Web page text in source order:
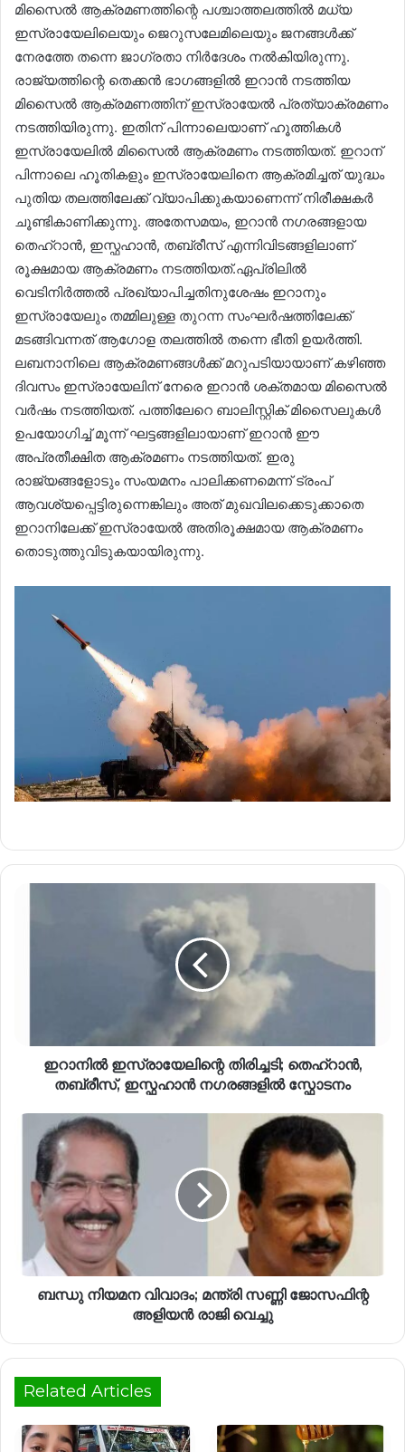
മിസൈൽ ആക്രമണത്തിന്റെ പശ്ചാത്തലത്തിൽ മധ്യ
ഇസ്രായേലിലെയും ജെറുസലേമിലെയും ജനങ്ങൾക്ക്
നേരത്തേ തന്നെ ജാഗ്രതാ നിർദേശം നൽകിയിരുന്നു.
രാജ്യത്തിന്റെ തെക്കൻ ഭാഗങ്ങളിൽ ഇറാൻ നടത്തിയ
മിസൈൽ ആക്രമണത്തിന് ഇസ്രായേൽ പ്രത്യാക്രമണം
നടത്തിയിരുന്നു. ഇതിന് പിന്നാലെയാണ് ഹൂത്തികൾ
ഇസ്രായേലിൽ മിസൈൽ ആക്രമണം നടത്തിയത്. ഇറാന്
പിന്നാലെ ഹൂതികളും ഇസ്രായേലിനെ ആക്രമിച്ചത് യുദ്ധം
പുതിയ തലത്തി​ലേക്ക് വ്യാപിക്കുകയാണെന്ന് നിരീക്ഷകർ
ചൂണ്ടികാണിക്കുന്നു. അതേസമയം, ഇറാൻ നഗരങ്ങളായ
തെഹ്റാൻ, ഇസ്ഫഹാൻ, തബ്രീസ് എന്നിവിടങ്ങളിലാണ്
രൂക്ഷമായ ആക്രമണം നടത്തിയത്.ഏപ്രിലിൽ
വെടിനിർത്തൽ പ്രഖ്യാപിച്ചതിനുശേഷം ഇറാനും
ഇസ്രായേലും തമ്മിലുള്ള തുറന്ന സംഘർഷത്തിലേക്ക്
മടങ്ങിവന്നത് ആഗോള തലത്തിൽ തന്നെ ഭീതി ഉയർത്തി.
ലബനാനിലെ ആക്രമണങ്ങൾക്ക് മറുപടിയായാണ് കഴിഞ്ഞ
ദിവസം ഇസ്രായേലിന് നേരെ ഇറാൻ ശക്തമായ മിസൈൽ
വർഷം നടത്തിയത്. പത്തിലേറെ ബാലിസ്റ്റിക് മിസൈലുകൾ
ഉപയോഗിച്ച് മൂന്ന് ഘട്ടങ്ങളിലായാണ് ഇറാൻ ഈ
അപ്രതീക്ഷിത ആക്രമണം നടത്തിയത്. ഇരു
രാജ്യങ്ങളോടും സംയമനം പാലിക്കണമെന്ന് ട്രംപ്
ആവശ്യപ്പെട്ടിരുന്നെങ്കിലും അത് മുഖവിലക്കെടുക്കാതെ
ഇറാനിലേക്ക് ഇസ്രായേൽ അതിരൂക്ഷമായ ആക്രമണം
തൊടുത്തുവിടുകയായിരുന്നു.
ഇറാനില്‍ ഇസ്രായേലിന്റെ തിരിച്ചടി; തെഹ്റാൻ,
തബ്രീസ്, ഇസ്ഫഹാൻ നഗരങ്ങളിൽ സ്ഫോടനം
ബന്ധു നിയമന വിവാദം; മന്ത്രി സണ്ണി ജോസഫിന്റ
അളിയൻ രാജി വെച്ചു
Related Articles